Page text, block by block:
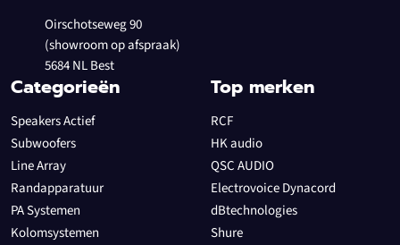
Oirschotseweg 90
(showroom op afspraak)
5684 NL Best
Categorieën
Speakers Actief
Subwoofers
Line Array
Randapparatuur
PA Systemen
Kolomsystemen
Top merken
RCF
HK audio
QSC AUDIO
Electrovoice Dynacord
dBtechnologies
Shure